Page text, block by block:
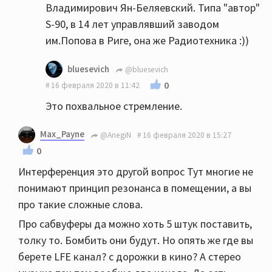
Владимирович Ян-Беляевский. Типа "автор"
S-90, в 14 лет управлявший заводом
им.Попова в Риге, она же Радиотехника :))
bluesevich
@bluesevich
16 февраля 2020 в 11:42
0
Это похвальное стремление.
Max_Payne @AnegiN 16 февраля 2020 в 15:27
0
Интерференция это другой вопрос Тут многие не
понимают принцип резонанса в помещении, а вы
про такие сложные слова.
Про сабвуферы да можно хоть 5 штук поставить,
толку то. Бомбить они будут. Но опять же где вы
берете LFE канал? с дорожки в кино? А стерео